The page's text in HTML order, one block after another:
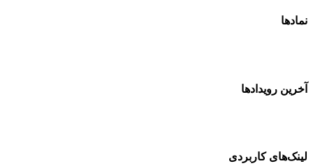
رویدادها
کاربردی